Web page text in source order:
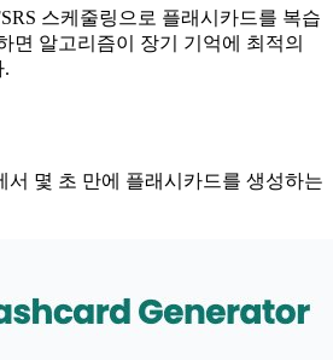
스케줄링으로 플래시카드를 복습
면 알고리즘이 장기 기억에 최적의
.
서 몇 초 만에 플래시카드를 생성하는